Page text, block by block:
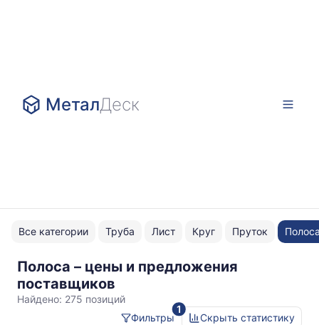
МеталДеск
Все категории Труба Лист Круг Пруток
Полоса – цены и предложения
поставщиков
Найдено: 275 позиций
1
Фильтры
Скрыть статистику